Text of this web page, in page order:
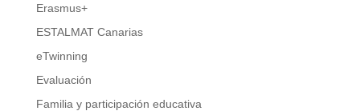
Erasmus+
ESTALMAT Canarias
eTwinning
Evaluación
Familia y participación educativa